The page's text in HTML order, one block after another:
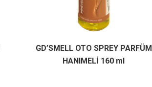
GD’SMELL OTO SPREY PARFÜM
HANIMELİ 160 ml